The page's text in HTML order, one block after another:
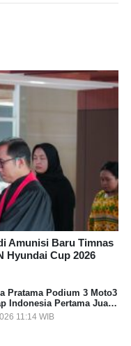
Amunisi Baru Timnas
Hyundai Cup 2026
Pratama Podium 3 Moto3
Indonesia Pertama Juara
11:14 WIB